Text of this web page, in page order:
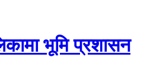
भूमि प्रशासन